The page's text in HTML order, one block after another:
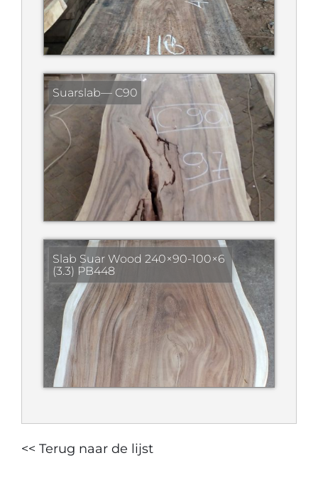
Suarslab— C90
Slab Suar Wood 240×90-100×6
(3.3) PB448
<< Terug naar de lijst